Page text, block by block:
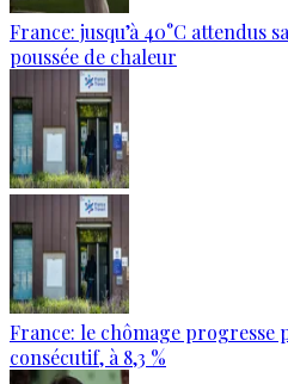
France: jusqu’à 40°C attendus
poussée de chaleur
France: le chômage progresse
consécutif, à 8,3 %